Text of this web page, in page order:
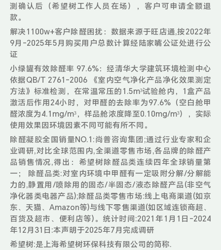
测确认后（希望树工作人员在场），客户可申请全额退
款。
解决1100w+客户除醛困扰：数据来源于旺店通,按2022年
9月-2025年5月购买用户总数计算经陆家嘴公证处进行公
证
小绿罐有效除醛率 97.6%：经清华大学建筑环境检测中心
依据QB/T 2761-2006 《室内空气净化产品净化效果测定
方法》标准检测，在常温常压的1.5m³试验舱内，1盒产品
激活后作用24小时，对甲醛的去除率为97.6%（空白舱甲
醛浓度为4.1mg/m³，样品舱浓度降至0.10mg/m³），实际
使用效果因环境因素不同可能有所不同。
除醛凝胶全国销量NO.1:尚普咨询集团;通过行业专家和企
业调研,对比全球范围内,全渠道零售市场,各品牌的除醛产
品销售情况,得出：希望树除醛品类连续四年全球销量第
一； 除醛品类:对室内环境中甲醛有一定吸附分解/分解能
力的,静置用/喷除用的固态/半固态/液态除醛产品(非空气
净化器类电器产品);除醛品类零售市场:线上电商渠道(如京
东、天猫、Amazon等)与线下零售渠道(如区域连锁商超、
百货及超市、便利店等)。统计时间:2021年1月1日-2024
年12月31日:本声明于2025年7月完成调研
希望树:是上海希望树环保科技有限公司的简称.